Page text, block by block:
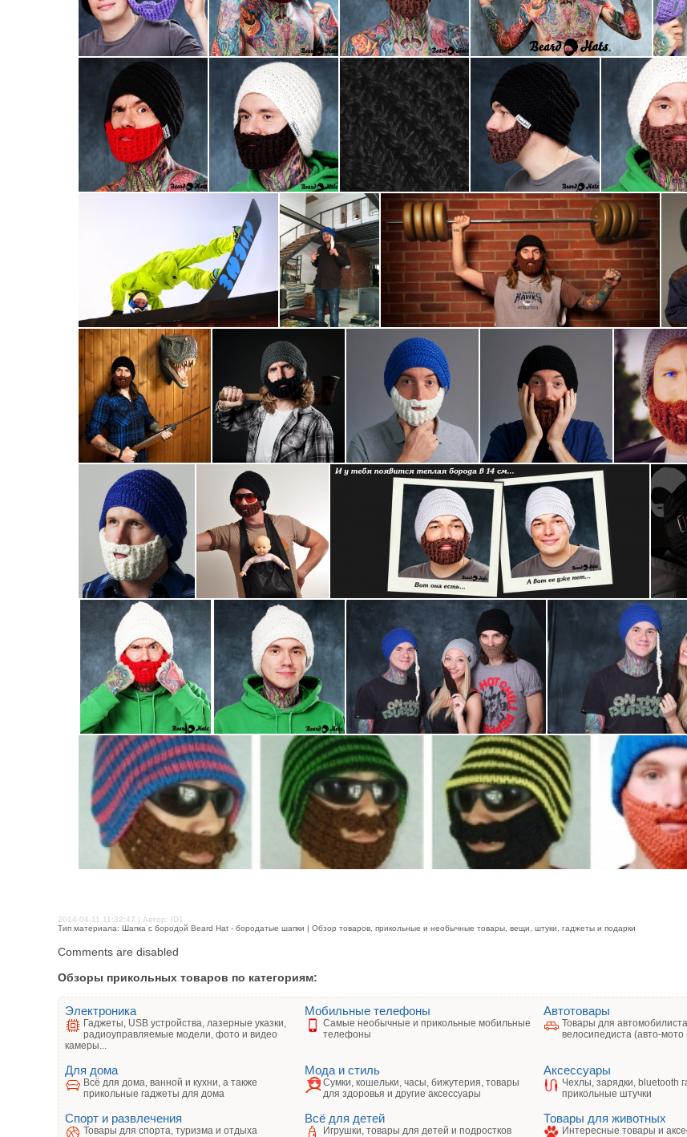
2014-04-11 11:32:47 | Автор: ID1
Тип материала: Шапка с бородой Beard Hat - бородатые шапки | Обзор товаров, прикольные и необычные товары, вещи, штуки, гаджеты и подарки
Comments are disabled
Обзоры прикольных товаров по категориям:
Электроника
Гаджеты, USB устройства, лазерные указки,
радиоуправляемые модели, фото и видео
камеры...
Мобильные телефоны
Самые необычные и прикольные мобильные
телефоны
Автотовары
Товары для
велосипедиста (авто-
Для дома
Всё для дома, ванной и кухни, а также
прикольные гаджеты для дома
Мода и стиль
Сумки, кошельки, часы, бижутерия, товары
для здоровья и другие аксессуары
Аксессуары
Чехлы, зарядки, bluetooth
прикольные штучки
Спорт и развлечения
Товары для спорта, туризма и отдыха
Всё для детей
Игрушки, товары для детей и подростков
Товары для животных
Интересные товары и